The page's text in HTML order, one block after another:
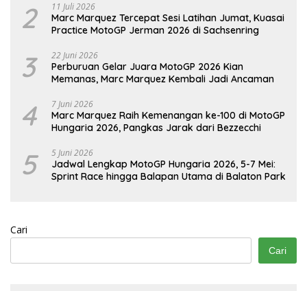
2 11 Juli 2026
Marc Marquez Tercepat Sesi Latihan Jumat, Kuasai
Practice MotoGP Jerman 2026 di Sachsenring
3 22 Juni 2026
Perburuan Gelar Juara MotoGP 2026 Kian
Memanas, Marc Marquez Kembali Jadi Ancaman
4 7 Juni 2026
Marc Marquez Raih Kemenangan ke-100 di MotoGP
Hungaria 2026, Pangkas Jarak dari Bezzecchi
5 5 Juni 2026
Jadwal Lengkap MotoGP Hungaria 2026, 5-7 Mei:
Sprint Race hingga Balapan Utama di Balaton Park
Cari
Cari